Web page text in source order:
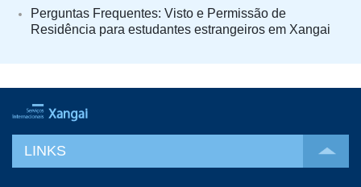
Perguntas Frequentes: Visto e Permissão de
Residência para estudantes estrangeiros em Xangai
LINKS